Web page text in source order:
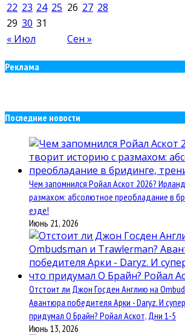
« Июл Сен »
22 23 24 25 26 27 28
29 30 31
Реклама
Последние новости
Чем запомнился Ройал Аскот 2026?
размахом: абсолютное преобладание в
езде!
Июнь 21, 2026
Отстоит ли Джон Госден Англию на
Авантюра победителя Арки - Daryz. И
придумал О Брайн? Ройал Аскот, Дни 1-5
Июнь 13, 2026